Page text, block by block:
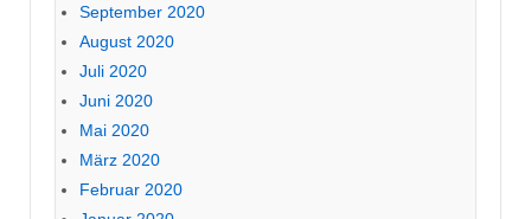
September 2020
August 2020
Juli 2020
Juni 2020
Mai 2020
März 2020
Februar 2020